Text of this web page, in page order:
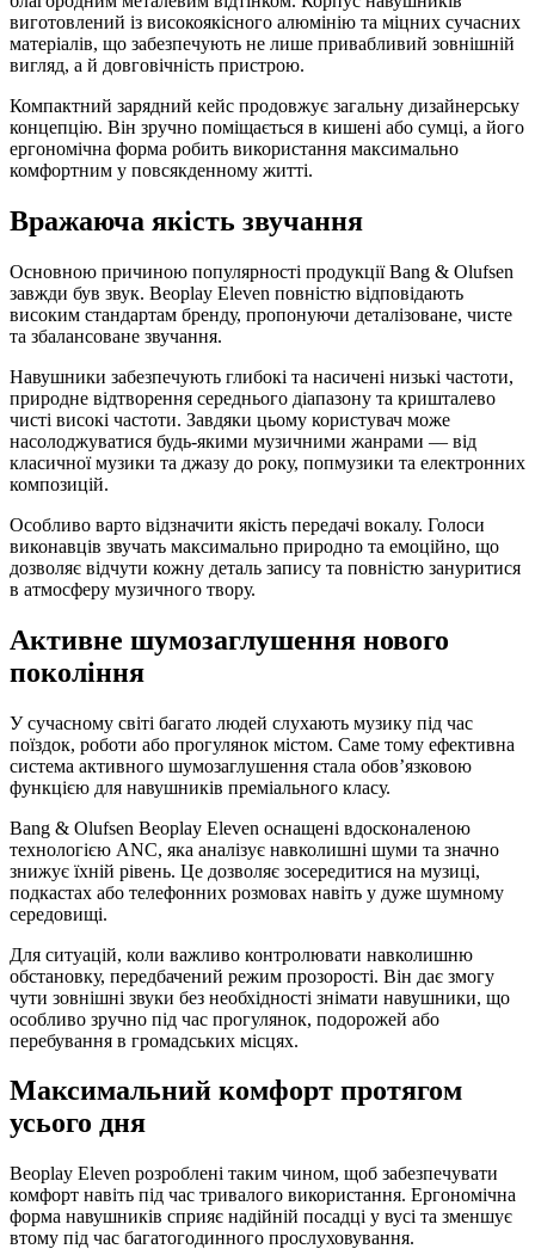
виготовлений із високоякісного алюмінію та міцних сучасних
матеріалів, що забезпечують не лише привабливий зовнішній
вигляд, а й довговічність пристрою.
Компактний зарядний кейс продовжує загальну дизайнерську
концепцію. Він зручно поміщається в кишені або сумці, а його
ергономічна форма робить використання максимально
комфортним у повсякденному житті.
Вражаюча якість звучання
Основною причиною популярності продукції Bang & Olufsen
завжди був звук. Beoplay Eleven повністю відповідають
високим стандартам бренду, пропонуючи деталізоване, чисте
та збалансоване звучання.
Навушники забезпечують глибокі та насичені низькі частоти,
природне відтворення середнього діапазону та кришталево
чисті високі частоти. Завдяки цьому користувач може
насолоджуватися будь-якими музичними жанрами — від
класичної музики та джазу до року, попмузики та електронних
композицій.
Особливо варто відзначити якість передачі вокалу. Голоси
виконавців звучать максимально природно та емоційно, що
дозволяє відчути кожну деталь запису та повністю зануритися
в атмосферу музичного твору.
Активне шумозаглушення нового
покоління
У сучасному світі багато людей слухають музику під час
поїздок, роботи або прогулянок містом. Саме тому ефективна
система активного шумозаглушення стала обов’язковою
функцією для навушників преміального класу.
Bang & Olufsen Beoplay Eleven оснащені вдосконаленою
технологією ANC, яка аналізує навколишні шуми та значно
знижує їхній рівень. Це дозволяє зосередитися на музиці,
подкастах або телефонних розмовах навіть у дуже шумному
середовищі.
Для ситуацій, коли важливо контролювати навколишню
обстановку, передбачений режим прозорості. Він дає змогу
чути зовнішні звуки без необхідності знімати навушники, що
особливо зручно під час прогулянок, подорожей або
перебування в громадських місцях.
Максимальний комфорт протягом
усього дня
Beoplay Eleven розроблені таким чином, щоб забезпечувати
комфорт навіть під час тривалого використання. Ергономічна
форма навушників сприяє надійній посадці у вусі та зменшує
втому під час багатогодинного прослуховування.